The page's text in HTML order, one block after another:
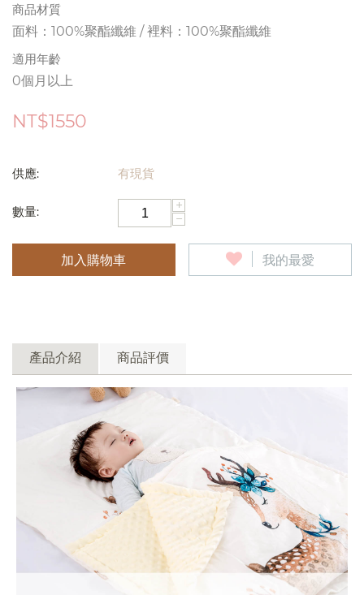
商品材質
面料：100%聚酯纖維 / 裡料：100%聚酯纖維
適用年齡
0個月以上
NT$1550
供應: 有現貨
數量:
+
−
加入購物車 我的最愛
產品介紹 商品評價